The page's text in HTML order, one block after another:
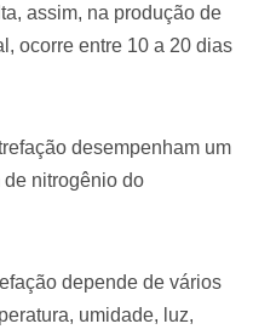
assim, na produção de
ocorre entre 10 a 20 dias
desempenham um
nitrogênio do
depende de vários
umidade, luz,